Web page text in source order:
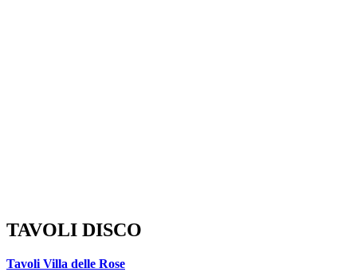
TAVOLI DISCO
Tavoli Villa delle Rose